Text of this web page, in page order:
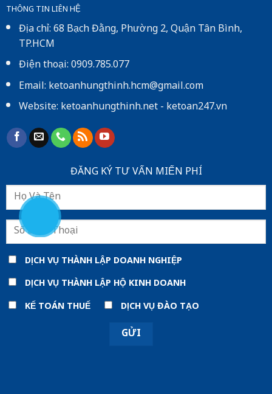
THÔNG TIN LIÊN HỆ
Địa chỉ: 68 Bạch Đằng, Phường 2, Quận Tân Bình,
TP.HCM
Điện thoại: 0909.785.077
Email: ketoanhungthinh.hcm@gmail.com
Website:ketoanhungthinh.net-ketoan247.vn
ĐĂNG KÝ TƯ VẤN MIẾN PHÍ
DỊCH VỤ THÀNH LẬP DOANH NGHIỆP
DỊCH VỤ THÀNH LẬP HỘ KINH DOANH
KẾ TOÁN THUẾ
DỊCH VỤ ĐÀO TẠO